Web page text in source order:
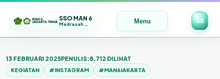
SSO MAN 6
Madrasah Maju | Bermutu | Mendunia Menu SS
ke
konten
13 FEBRUARI 2025PENULIS:8,712 DILIHAT
KEGIATAN #INSTAGRAM #MAN6JAKARTA